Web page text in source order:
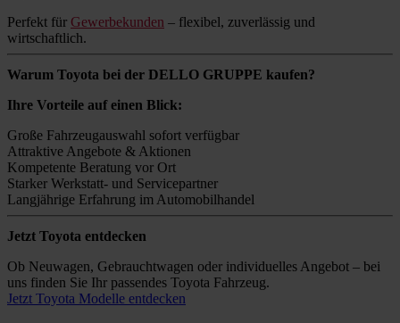
Perfekt für Gewerbekunden – flexibel, zuverlässig und
wirtschaftlich.
Warum Toyota bei der DELLO GRUPPE kaufen?
Ihre Vorteile auf einen Blick:
Große Fahrzeugauswahl sofort verfügbar
Attraktive Angebote & Aktionen
Kompetente Beratung vor Ort
Starker Werkstatt- und Servicepartner
Langjährige Erfahrung im Automobilhandel
Jetzt Toyota entdecken
Ob Neuwagen, Gebrauchtwagen oder individuelles Angebot – bei
uns finden Sie Ihr passendes Toyota Fahrzeug.
Jetzt Toyota Modelle entdecken